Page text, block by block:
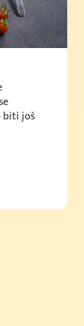
biti još